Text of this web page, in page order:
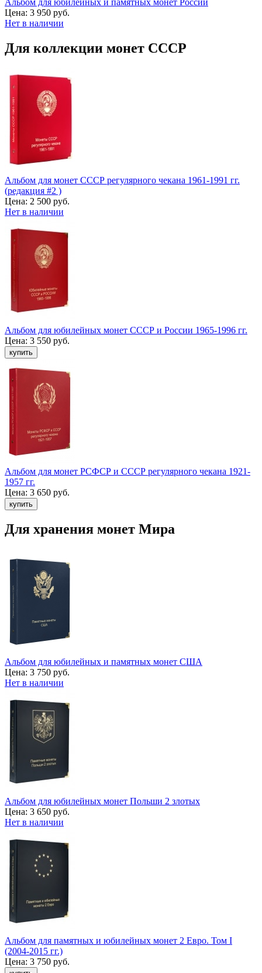
Цена: 3 950 руб.
Нет в наличии
Для коллекции монет СССР
Альбом для монет СССР регулярного чекана 1961-1991 гг.
(редакция #2 )
Цена: 2 500 руб.
Нет в наличии
Альбом для юбилейных монет СССР и России 1965-1996 гг.
Цена: 3 550 руб.
Альбом для монет РСФСР и СССР регулярного чекана 1921-
1957 гг.
Цена: 3 650 руб.
Для хранения монет Мира
Альбом для юбилейных и памятных монет США
Цена: 3 750 руб.
Нет в наличии
Альбом для юбилейных монет Польши 2 злотых
Цена: 3 650 руб.
Нет в наличии
Альбом для памятных и юбилейных монет 2 Евро. Том I
(2004-2015 гг.)
Цена: 3 750 руб.